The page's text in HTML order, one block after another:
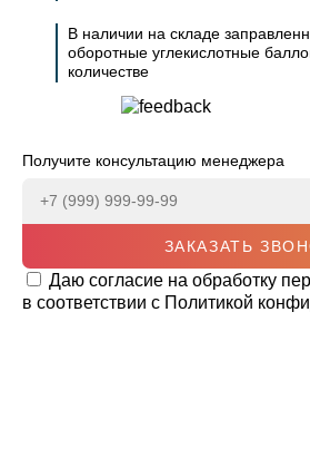
В наличии на складе
оборотные углекислотные
количестве
Получите консультацию менеджера
ЗАКАЗАТЬ
Даю согласие на обработку
в соответствии с Политикой